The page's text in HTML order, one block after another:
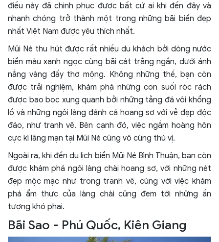
điều này đã chinh phục được bất cứ ai khi đến đây và
nhanh chóng trở thành một trong những bãi biển đẹp
nhất Việt Nam được yêu thích nhất.
Mũi Né thu hút được rất nhiều du khách bởi dòng nước
biển màu xanh ngọc cùng bãi cát trắng ngần, dưới ánh
nắng vàng đầy thơ mộng. Không những thế, bạn còn
được trải nghiệm, khám phá những con suối róc rách
được bao bọc xung quanh bởi những tảng đá vôi khổng
lồ và những ngôi làng đánh cá hoang sơ với vẻ đẹp độc
đáo, như tranh vẽ. Bên cạnh đó, việc ngắm hoàng hôn
cực kì lãng mạn tại Mũi Né cũng vô cùng thú vị.
Ngoài ra, khi đến du lịch biển Mũi Né Bình Thuận, bạn còn
được khám phá ngôi làng chài hoang sơ, với những nét
đẹp mộc mạc như trong tranh vẽ, cùng với việc khám
phá ẩm thực của làng chài cũng đem tới những ấn
tượng khó phai.
Bãi Sao - Phú Quốc, Kiên Giang